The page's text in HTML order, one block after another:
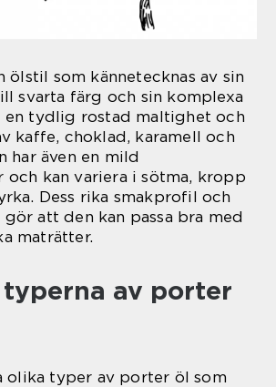
ölstil som kännetecknas av sin
svarta färg och sin komplexa
en tydlig rostad maltighet och
kaffe, choklad, karamell och
har även en mild
och kan variera i sötma, kropp
Dess rika smakprofil och
att den kan passa bra med
maträtter.
typerna av porter
olika typer av porter öl som